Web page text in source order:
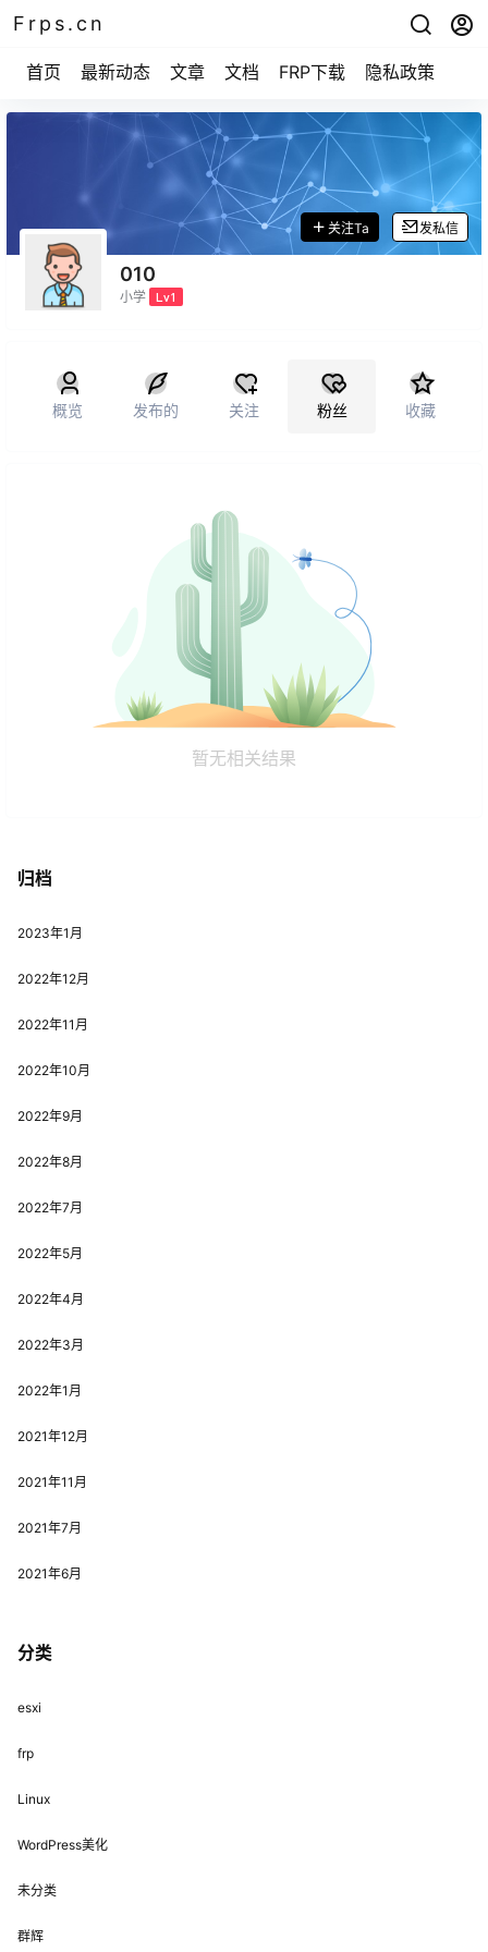
Frps.cn
首页 最新动态 文章 文档 FRP下载 隐私政策
010
小学 Lv1
关注Ta 发私信
概览 发布的 关注 粉丝 收藏
暂无相关结果
归档
2023年1月
2022年12月
2022年11月
2022年10月
2022年9月
2022年8月
2022年7月
2022年5月
2022年4月
2022年3月
2022年1月
2021年12月
2021年11月
2021年7月
2021年6月
分类
esxi
frp
Linux
WordPress美化
未分类
群辉